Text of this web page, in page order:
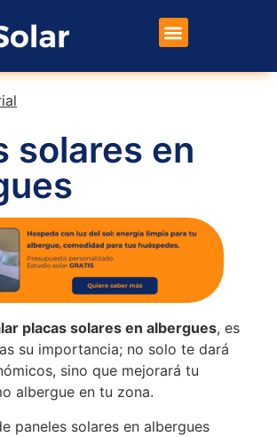
solares en
placas solares en albergues, es
su importancia; no solo te dará
sino que mejorará tu
albergue en tu zona.
paneles solares en albergues